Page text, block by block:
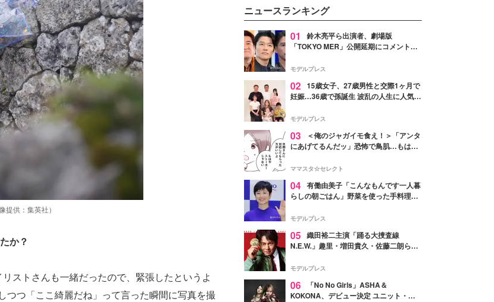
提供：集英社）
か？
ストさんも一緒だったので、緊張したというよ
つつ「ここ綺麗だね」って言った瞬間に写真を撮
デルの宮城舞と島村雄大の特別対
談をお届け！それぞれの視点か
ら、今作ならではの魅力や予想外
の感動をもたらす奥深いストーリ
た。
ニュースランキング
01
鈴木亮平ら出演者、劇場版
「TOKYO MER」公開延期にコメント
最大の敬意とエールを」
モデルプレス
02 15歳女子、27歳男性と交際1ヶ月で
妊娠…36歳で孫誕生 波乱の人生に人気タ
よ！」
モデルプレス
03
＜俺のジャガイモ食え！＞「アンタ
にあげてるんだッ」恐怖で鳥肌…もはや
ママスタ☆セレクト
04 有働由美子「こんなもんです一人暮
らしの朝ごはん」野菜を使った手料理公
そう」と反響
モデルプレス
05 織田裕二主演「踊る大捜査線
N.E.W.」趣里・増田貴久・佐藤二朗ら新
徴する“謎のキーワード”も
モデルプレス
06
「No No Girls」ASHA＆
KOKONA、デビュー決定 ユニット・